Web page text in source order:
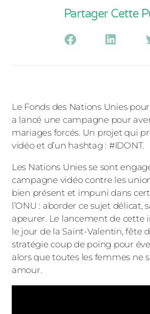
Partager Cette
Le Fonds des Nations Unies
a lancé une campagne pour
mariages forcés. Un projet qui
vidéo et d’un hashtag : #IDONT.
Les Nations Unies se sont
campagne vidéo contre les
bien présent et impuni dans
l’ONU : aborder ce sujet délicat,
apeurer. Le lancement de cette
le jour de la Saint-Valentin, fête
stratégie coup de poing pour
alors que toutes les femmes ne
amour.